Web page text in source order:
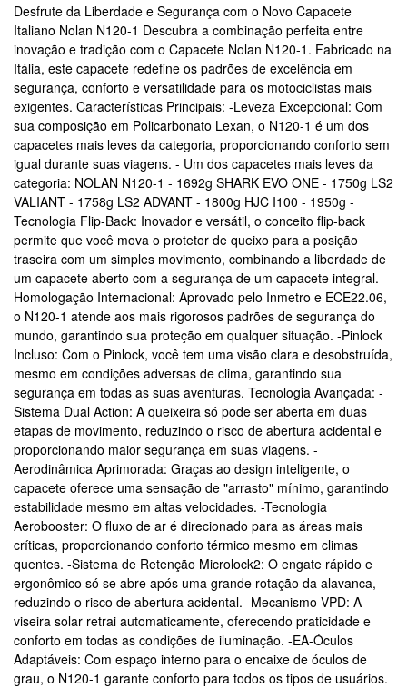
Desfrute da Liberdade e Segurança com o Novo Capacete
Italiano Nolan N120-1 Descubra a combinação perfeita entre
inovação e tradição com o Capacete Nolan N120-1. Fabricado na
Itália, este capacete redefine os padrões de excelência em
segurança, conforto e versatilidade para os motociclistas mais
exigentes. Características Principais: -Leveza Excepcional: Com
sua composição em Policarbonato Lexan, o N120-1 é um dos
capacetes mais leves da categoria, proporcionando conforto sem
igual durante suas viagens. - Um dos capacetes mais leves da
categoria: NOLAN N120-1 - 1692g SHARK EVO ONE - 1750g LS2
VALIANT - 1758g LS2 ADVANT - 1800g HJC I100 - 1950g -
Tecnologia Flip-Back: Inovador e versátil, o conceito flip-back
permite que você mova o protetor de queixo para a posição
traseira com um simples movimento, combinando a liberdade de
um capacete aberto com a segurança de um capacete integral. -
Homologação Internacional: Aprovado pelo Inmetro e ECE22.06,
o N120-1 atende aos mais rigorosos padrões de segurança do
mundo, garantindo sua proteção em qualquer situação. -Pinlock
Incluso: Com o Pinlock, você tem uma visão clara e desobstruída,
mesmo em condições adversas de clima, garantindo sua
segurança em todas as suas aventuras. Tecnologia Avançada: -
Sistema Dual Action: A queixeira só pode ser aberta em duas
etapas de movimento, reduzindo o risco de abertura acidental e
proporcionando maior segurança em suas viagens. -
Aerodinâmica Aprimorada: Graças ao design inteligente, o
capacete oferece uma sensação de "arrasto" mínimo, garantindo
estabilidade mesmo em altas velocidades. -Tecnologia
Aerobooster: O fluxo de ar é direcionado para as áreas mais
críticas, proporcionando conforto térmico mesmo em climas
quentes. -Sistema de Retenção Microlock2: O engate rápido e
ergonômico só se abre após uma grande rotação da alavanca,
reduzindo o risco de abertura acidental. -Mecanismo VPD: A
viseira solar retrai automaticamente, oferecendo praticidade e
conforto em todas as condições de iluminação. -EA-Óculos
Adaptáveis: Com espaço interno para o encaixe de óculos de
grau, o N120-1 garante conforto para todos os tipos de usuários.